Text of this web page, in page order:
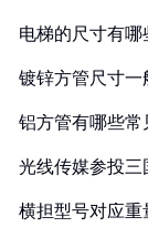
电梯的尺寸有哪
镀锌方管尺寸一
铝方管有哪些常
光线传媒参投三
横担型号对应重